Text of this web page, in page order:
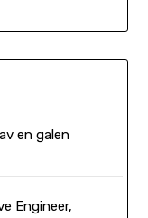
en galen
Engineer,